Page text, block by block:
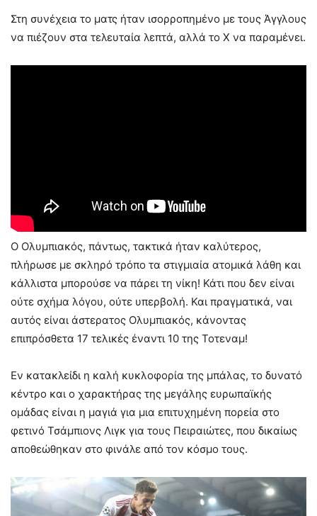
Στη συνέχεια το ματς ήταν ισορροπημένο με τους Άγγλους
να πιέζουν στα τελευταία λεπτά, αλλά το Χ να παραμένει.
Ο Ολυμπιακός, πάντως, τακτικά ήταν καλύτερος,
πλήρωσε με σκληρό τρόπο τα στιγμιαία ατομικά λάθη και
κάλλιστα μπορούσε να πάρει τη νίκη! Κάτι που δεν είναι
ούτε σχήμα λόγου, ούτε υπερβολή. Και πραγματικά, ναι
αυτός είναι άστερατος Ολυμπιακός, κάνοντας
επιπρόσθετα 17 τελικές έναντι 10 της Τοτεναμ!
Εν κατακλείδι η καλή κυκλοφορία της μπάλας, το δυνατό
κέντρο και ο χαρακτήρας της μεγάλης ευρωπαϊκής
ομάδας είναι η μαγιά για μια επιτυχημένη πορεία στο
φετινό Τσάμπιονς Λιγκ για τους Πειραιώτες, που δικαίως
αποθεώθηκαν στο φινάλε από τον κόσμο τους.